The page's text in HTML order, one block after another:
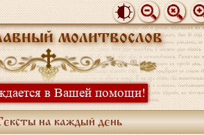
молитвослов
в Вашей помощи!
на каждый день